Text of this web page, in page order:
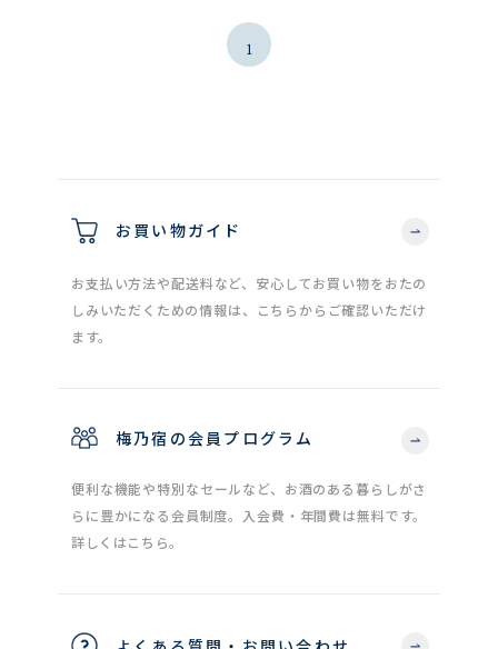
1
お買い物ガイド
お支払い方法や配送料など、安心してお買い物をおたの
しみいただくための情報は、こちらからご確認いただけ
ます。
梅乃宿の会員プログラム
便利な機能や特別なセールなど、お酒のある暮らしがさ
らに豊かになる会員制度。入会費・年間費は無料です。
詳しくはこちら。